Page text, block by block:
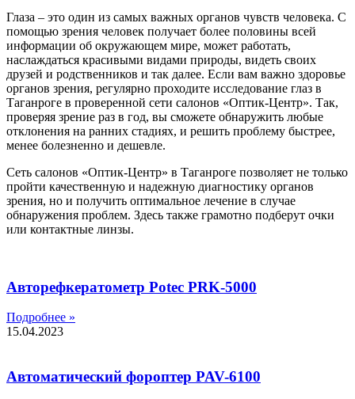
Глаза – это один из самых важных органов чувств человека. С
помощью зрения человек получает более половины всей
информации об окружающем мире, может работать,
наслаждаться красивыми видами природы, видеть своих
друзей и родственников и так далее. Если вам важно здоровье
органов зрения, регулярно проходите исследование глаз в
Таганроге в проверенной сети салонов «Оптик-Центр». Так,
проверяя зрение раз в год, вы сможете обнаружить любые
отклонения на ранних стадиях, и решить проблему быстрее,
менее болезненно и дешевле.
Сеть салонов «Оптик-Центр» в Таганроге позволяет не только
пройти качественную и надежную диагностику органов
зрения, но и получить оптимальное лечение в случае
обнаружения проблем. Здесь также грамотно подберут очки
или контактные линзы.
Авторефкератометр Potec PRK-5000
Подробнее »
15.04.2023
Автоматический фороптер PAV-6100